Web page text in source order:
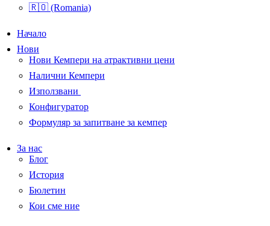
🇷🇴 (Romania)
Начало
Нови
Нови Кемпери на атрактивни цени
Налични Кемпери
Използвани
Конфигуратор
Формуляр за запитване за кемпер
За нас
Блог
История
Бюлетин
Кои сме ние